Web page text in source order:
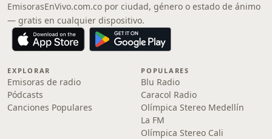
EmisorasEnVivo.com.co por ciudad, género o estado de ánimo
— gratis en cualquier dispositivo.
EXPLORAR
Emisoras de radio
Pódcasts
Canciones Populares
POPULARES
Blu Radio
Caracol Radio
Olímpica Stereo Medellín
La FM
Olímpica Stereo Cali